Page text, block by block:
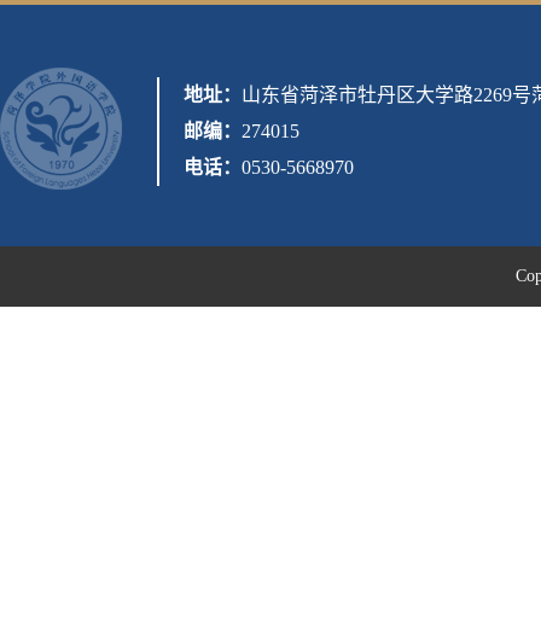
地址： 山东省菏泽市牡丹区大学路2269
邮编： 274015
电话： 0530-5668970